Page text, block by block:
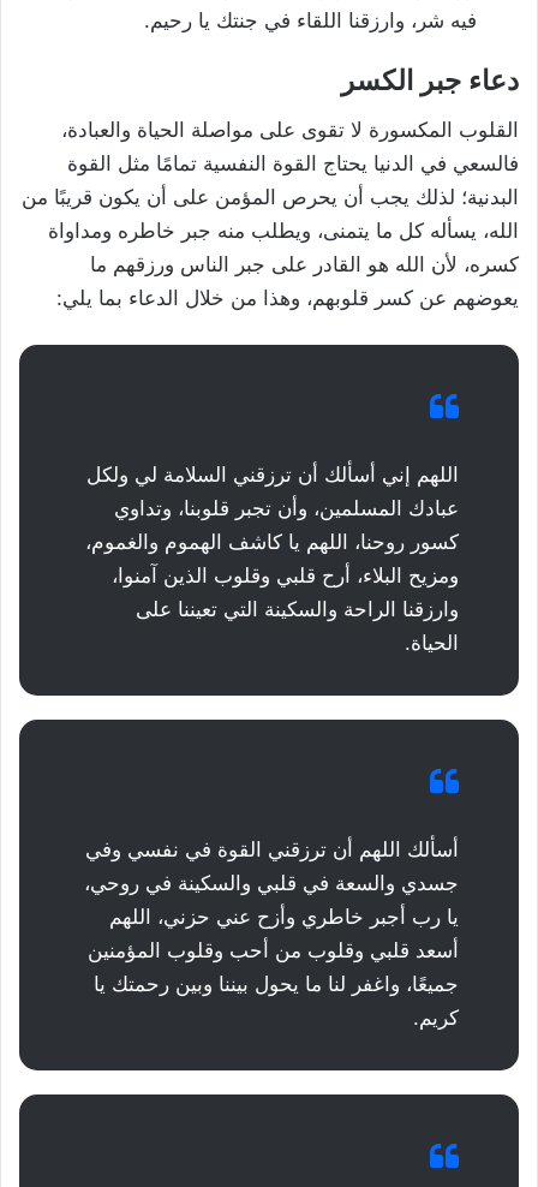
فيه شر، وارزقنا اللقاء في جنتك يا رحيم.
دعاء جبر الكسر
القلوب المكسورة لا تقوى على مواصلة الحياة والعبادة،
فالسعي في الدنيا يحتاج القوة النفسية تمامًا مثل القوة
البدنية؛ لذلك يجب أن يحرص المؤمن على أن يكون قريبًا من
الله، يسأله كل ما يتمنى، ويطلب منه جبر خاطره ومداواة
كسره، لأن الله هو القادر على جبر الناس ورزقهم ما
يعوضهم عن كسر قلوبهم، وهذا من خلال الدعاء بما يلي:
اللهم إني أسألك أن ترزقني السلامة لي ولكل
عبادك المسلمين، وأن تجبر قلوبنا، وتداوي
كسور روحنا، اللهم يا كاشف الهموم والغموم،
ومزيح البلاء، أرح قلبي وقلوب الذين آمنوا،
وارزقنا الراحة والسكينة التي تعيننا على
الحياة.
أسألك اللهم أن ترزقني القوة في نفسي وفي
جسدي والسعة في قلبي والسكينة في روحي،
يا رب أجبر خاطري وأزح عني حزني، اللهم
أسعد قلبي وقلوب من أحب وقلوب المؤمنين
جميعًا، واغفر لنا ما يحول بيننا وبين رحمتك يا
كريم.